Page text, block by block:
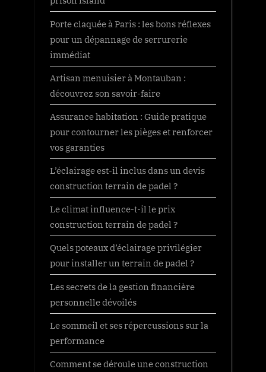
Porte claquée à Paris : les bons réflexes
pour un dépannage de serrurerie
immédiat
Artisan menuisier à Montauban :
découvrez son savoir-faire
Assurance habitation : Guide pratique
pour contourner les pièges et renforcer
vos garanties
L’éclairage est-il inclus dans un devis
construction terrain de padel ?
Le climat influence-t-il le prix
construction terrain de padel ?
Quels poteaux d’éclairage privilégier
pour installer un terrain de padel ?
Les secrets de la gestion financière
personnelle dévoilés
Le sommeil et ses répercussions sur la
performance
Comment se déroule une construction